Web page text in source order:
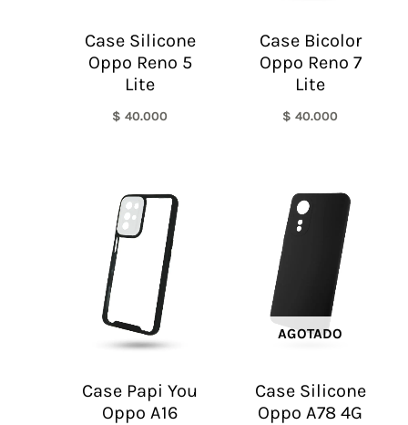
Case Silicone
Oppo Reno 5
Lite
$ 40.000
Case Bicolor
Oppo Reno 7
Lite
$ 40.000
Case Papi You
Oppo A16
AGOTADO
Case Silicone
Oppo A78 4G